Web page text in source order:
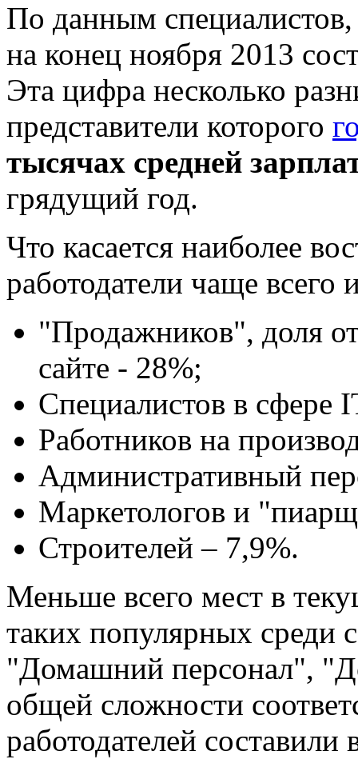
По данным специалистов,
на конец ноября 2013
Эта цифра несколько
представители которого
тысячах средней
грядущий год.
Что касается наиболее
работодатели чаще всего
"Продажников", доля
сайте - 28%;
Специалистов в сфере
Работников на
Административный
Маркетологов и
Строителей – 7,9%.
Меньше всего мест в
таких популярных среди
"Домашний персонал",
общей сложности
работодателей